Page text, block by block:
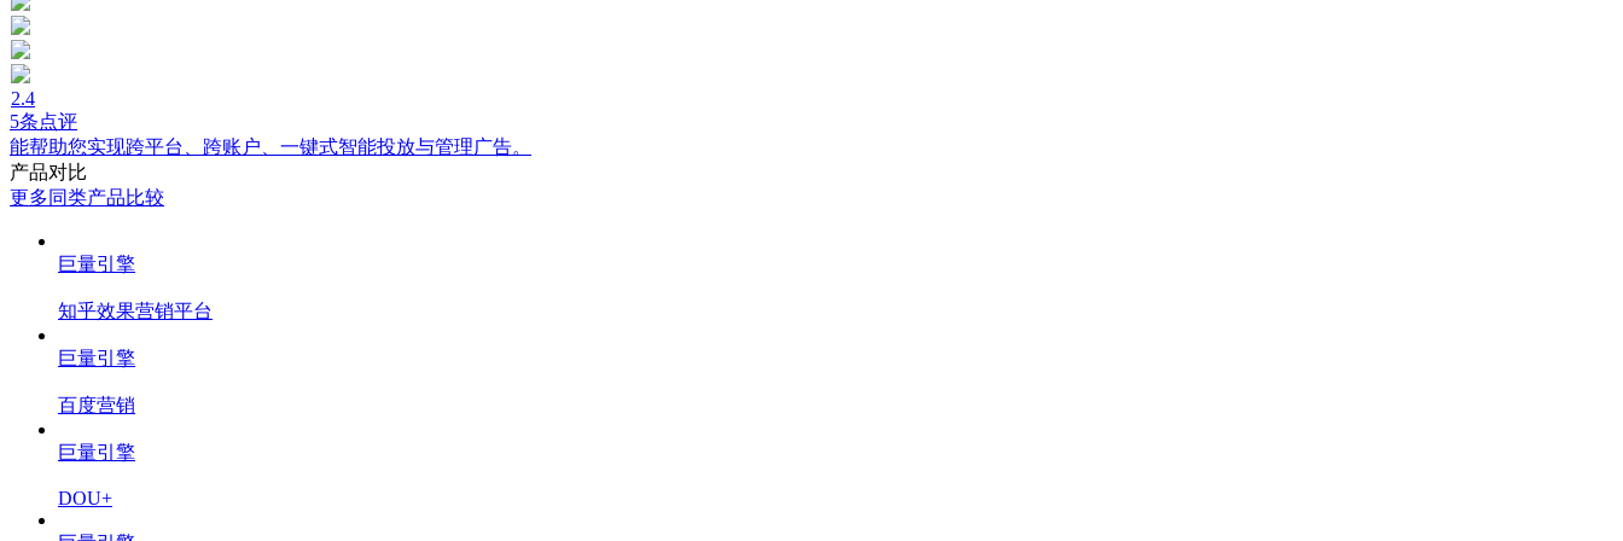
2.4
5条点评
能帮助您实现跨平台、跨账户、一键式智能投放与管理广告。
产品对比
更多同类产品比较
巨量引擎
知乎效果营销平台
巨量引擎
百度营销
巨量引擎
DOU+